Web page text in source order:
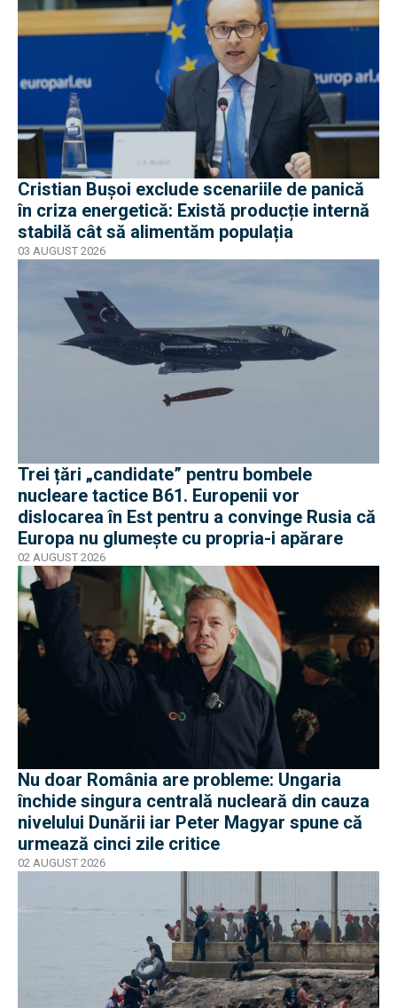
Cristian Bușoi exclude scenariile de panică
în criza energetică: Există producție internă
stabilă cât să alimentăm populația
03 AUGUST 2026
Trei țări „candidate” pentru bombele
nucleare tactice B61. Europenii vor
dislocarea în Est pentru a convinge Rusia că
Europa nu glumește cu propria-i apărare
02 AUGUST 2026
Nu doar România are probleme: Ungaria
închide singura centrală nucleară din cauza
nivelului Dunării iar Peter Magyar spune că
urmează cinci zile critice
02 AUGUST 2026